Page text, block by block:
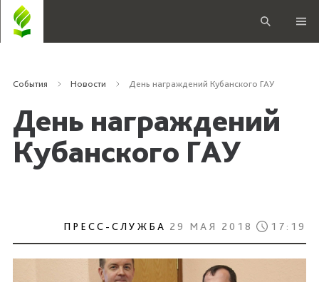
События Новости День награждений Кубанского ГАУ
День награждений
Кубанского ГАУ
ПРЕСС-СЛУЖБА 29 МАЯ 2018 17:19